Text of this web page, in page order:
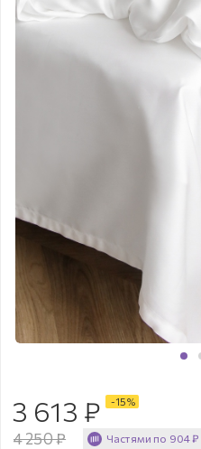
3 613 ₽
4 250₽
-15%
Частями по 904₽